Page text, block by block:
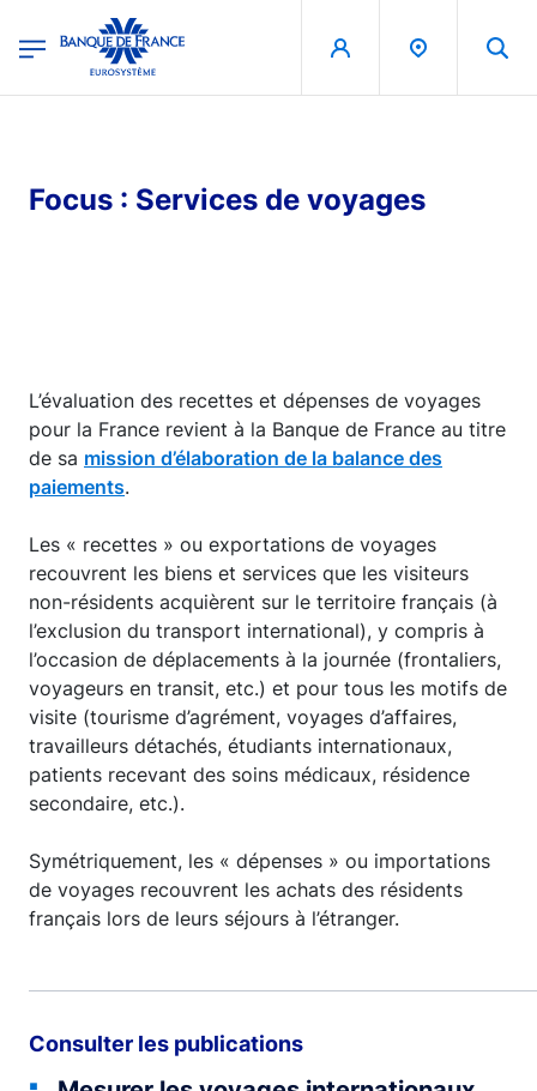
Banque de France - Menu Principal
Focus : Services de voyages
L’évaluation des recettes et dépenses de voyages
pour la France revient à la Banque de France au titre
de sa mission d’élaboration de la balance des
paiements.
Les « recettes » ou exportations de voyages
recouvrent les biens et services que les visiteurs
non-résidents acquièrent sur le territoire français (à
l’exclusion du transport international), y compris à
l’occasion de déplacements à la journée (frontaliers,
voyageurs en transit, etc.) et pour tous les motifs de
visite (tourisme d’agrément, voyages d’affaires,
travailleurs détachés, étudiants internationaux,
patients recevant des soins médicaux, résidence
secondaire, etc.).
Symétriquement, les « dépenses » ou importations
de voyages recouvrent les achats des résidents
français lors de leurs séjours à l’étranger.
Consulter les publications